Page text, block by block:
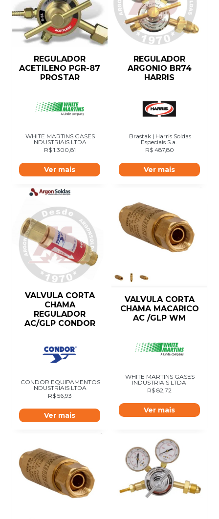
REGULADOR
ACETILENO PGR-87
PROSTAR
WHITE MARTINS GASES
INDUSTRIAIS LTDA
R$1.300,81
Ver mais
REGULADOR
ARGONIO BR74
HARRIS
Brastak | Harris Soldas
Especiais S.a.
R$487,80
Ver mais
VALVULA CORTA
CHAMA
REGULADOR
AC/GLP CONDOR
CONDOR EQUIPAMENTOS
INDUSTRIAIS LTDA
R$56,93
Ver mais
VALVULA CORTA
CHAMA MACARICO
AC /GLP WM
WHITE MARTINS GASES
INDUSTRIAIS LTDA
R$ 82,72
Ver mais